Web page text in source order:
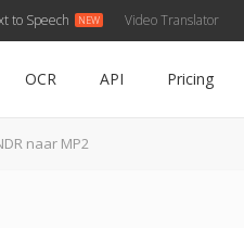
to Speech Video Translator
OCR API Pricing
naar MP2